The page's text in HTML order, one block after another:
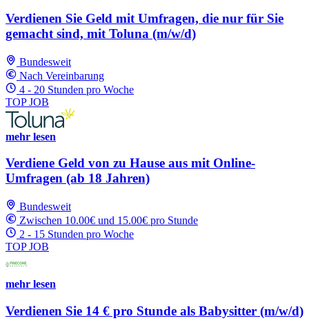
Verdienen Sie Geld mit Umfragen, die nur für Sie
gemacht sind, mit Toluna (m/w/d)
Bundesweit
Nach Vereinbarung
4 - 20 Stunden pro Woche
TOP JOB
mehr lesen
Verdiene Geld von zu Hause aus mit Online-
Umfragen (ab 18 Jahren)
Bundesweit
Zwischen 10.00€ und 15.00€ pro Stunde
2 - 15 Stunden pro Woche
TOP JOB
mehr lesen
Verdienen Sie 14 € pro Stunde als Babysitter (m/w/d)